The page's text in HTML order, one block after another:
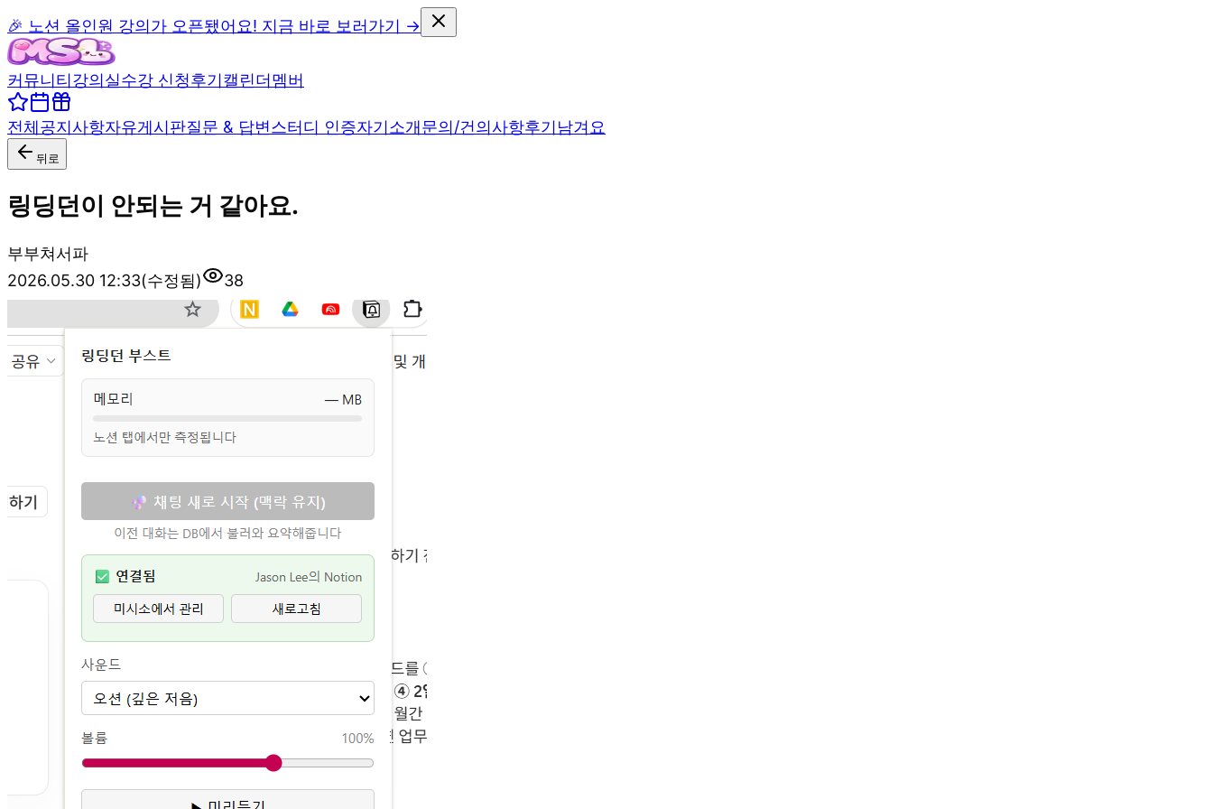
🎉 노션 올인원 강의가 오픈됐어요! 지금 바로 보러가기 →
커뮤니티강의실수강 신청후기캘린더멤버
전체공지사항자유게시판질문 & 답변스터디 인증자기소개문의/건의사항후기남겨요
뒤로
링딩던이 안되는 거 같아요.
부부쳐서파
2026.05.30 12:33(수정됨) 38